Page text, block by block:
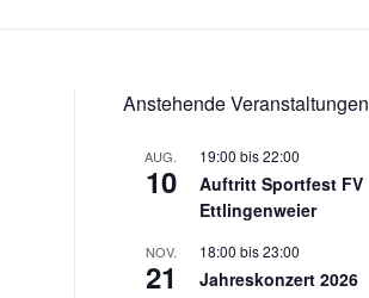
Anstehende Veranstaltungen
AUG.
10
19:00 bis22:00
Auftritt Sportfest FV
Ettlingenweier
NOV.
21
18:00 bis23:00
Jahreskonzert 2026